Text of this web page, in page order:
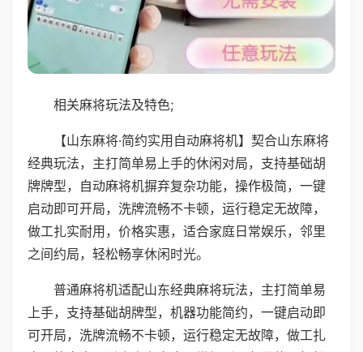
相关麻将玩法及特色;
【山东麻将·简约实用自动麻将机】契合山东麻将
经典玩法，主打简单易上手的休闲对局，支持基础胡
牌牌型，自动麻将机摒弃复杂功能，操作极简，一键
启动即可开局，洗牌流畅不卡顿，运行稳定无故障，
做工扎实耐用，价格实惠，适合家庭日常娱乐，邻里
之间约局，轻松畅享休闲时光。
普通麻将机适配山东经典麻将玩法，主打简单易
上手，支持基础胡牌型，机器功能简约，一键启动即
可开局，洗牌流畅不卡顿，运行稳定无故障，做工扎